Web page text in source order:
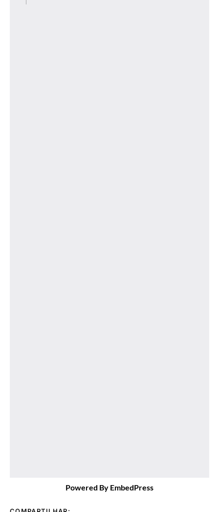
Powered By EmbedPress